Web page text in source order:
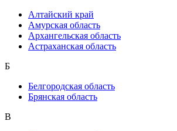
Алтайский край
Амурская область
Архангельская область
Астраханская область
Б
Белгородская область
Брянская область
В